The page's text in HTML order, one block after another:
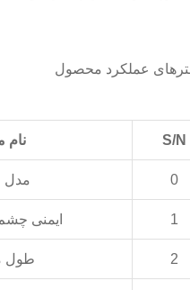
عملکرد محصول
S/N
0 مدل
1 ایمنی
2 طول